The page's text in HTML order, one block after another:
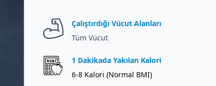
Çalıştırdığı Vücut Alanları
Tüm Vücut
1 Dakikada Yakılan Kalori
6-8 Kalori (Normal BMI)